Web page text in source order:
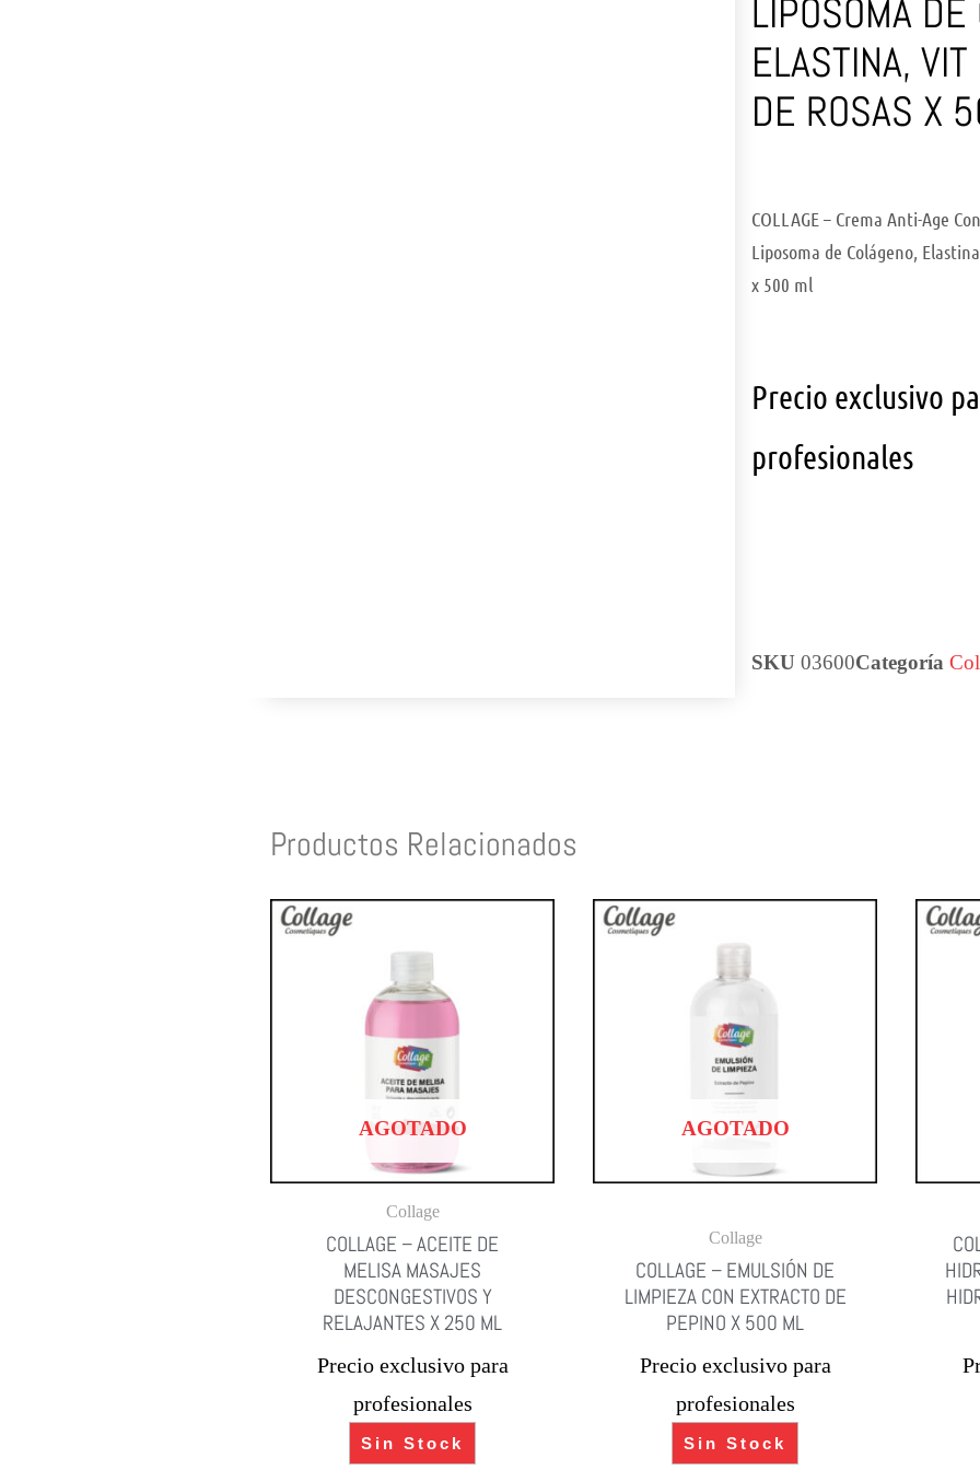
LIPOSOMA DE
ELASTINA,
DE ROSAS X
COLLAGE – Crema Anti-Age
Liposoma de Colágeno,
x 500 ml
Precio exclusivo
profesionales
SKU 03600Categoría
Productos Relacionados
AGOTADO
Collage
COLLAGE – ACEITE DE
MELISA MASAJES
DESCONGESTIVOS Y
RELAJANTES X 250 ML
Precio exclusivo para
profesionales
Sin Stock
AGOTADO
Collage
COLLAGE – EMULSIÓN DE
LIMPIEZA CON EXTRACTO DE
PEPINO X 500 ML
Precio exclusivo para
profesionales
Sin Stock